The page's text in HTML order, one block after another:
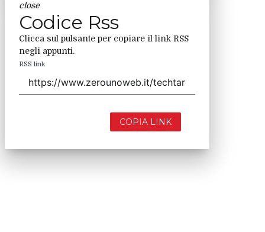
close
Codice Rss
Clicca sul pulsante per copiare il link RSS
negli appunti.
RSS link
COPIA LINK